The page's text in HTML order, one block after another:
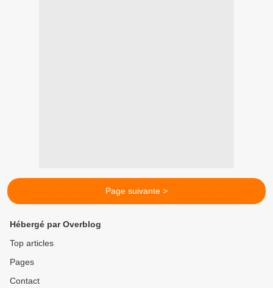
Page suivante >
Hébergé par Overblog
Top articles
Pages
Contact